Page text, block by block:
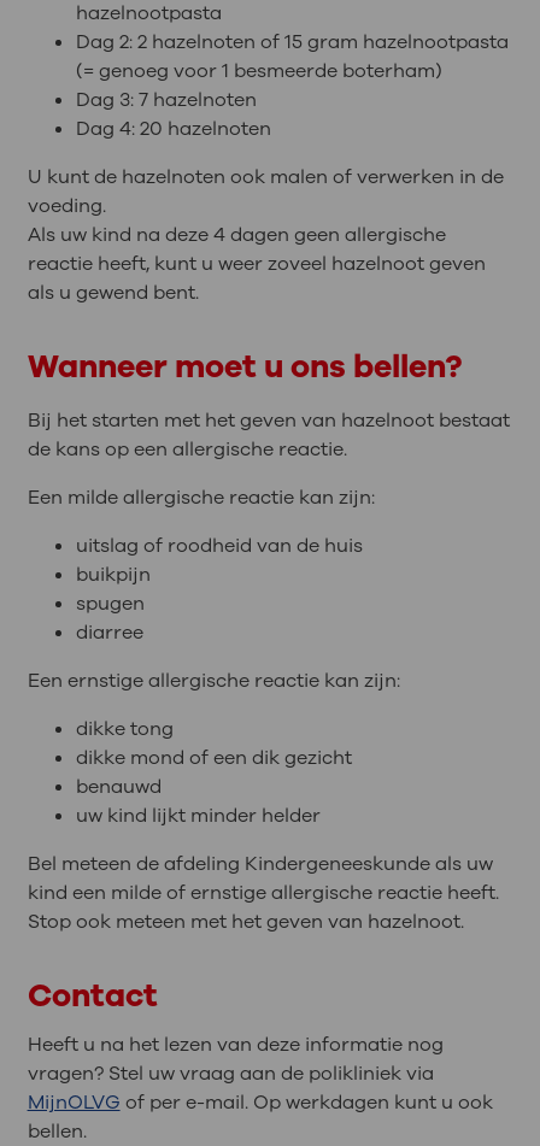
hazelnootpasta
Dag 2: 2 hazelnoten of 15 gram hazelnootpasta
(= genoeg voor 1 besmeerde boterham)
Dag 3: 7 hazelnoten
Dag 4: 20 hazelnoten
U kunt de hazelnoten ook malen of verwerken in de
voeding.
Als uw kind na deze 4 dagen geen allergische
reactie heeft, kunt u weer zoveel hazelnoot geven
als u gewend bent.
Wanneer moet u ons bellen?
Bij het starten met het geven van hazelnoot bestaat
de kans op een allergische reactie.
Een milde allergische reactie kan zijn:
uitslag of roodheid van de huis
buikpijn
spugen
diarree
Een ernstige allergische reactie kan zijn:
dikke tong
dikke mond of een dik gezicht
benauwd
uw kind lijkt minder helder
Bel meteen de afdeling Kindergeneeskunde als uw
kind een milde of ernstige allergische reactie heeft.
Stop ook meteen met het geven van hazelnoot.
Contact
Heeft u na het lezen van deze informatie nog
vragen? Stel uw vraag aan de polikliniek via
MijnOLVG of per e-mail. Op werkdagen kunt u ook
bellen.